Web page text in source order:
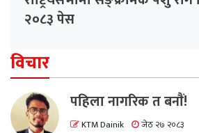
२०८३ पेस
विचार
पहिला नागरिक त बनाैं!
KTM Dainik जेठ २७ २०८३